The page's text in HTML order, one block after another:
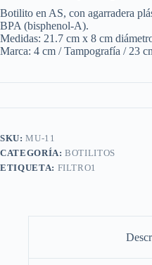
Botilito en AS, con agarradera
BPA (bisphenol-A).
Medidas: 21.7 cm x 8 cm
Marca: 4 cm / Tampografía / 23
SKU:MU-11
CATEGORÍA:BOTILITOS
ETIQUETA: FILTRO1